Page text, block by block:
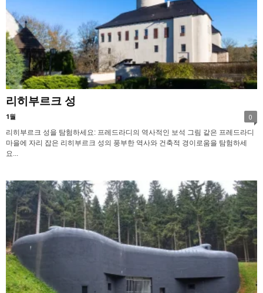
리히부르크 성
1월 0
리히부르크 성을 탐험하세요: 프레드라디의 역사적인 보석 그림 같은 프레드라디
마을에 자리 잡은 리히부르크 성의 풍부한 역사와 건축적 경이로움을 탐험하세
요...